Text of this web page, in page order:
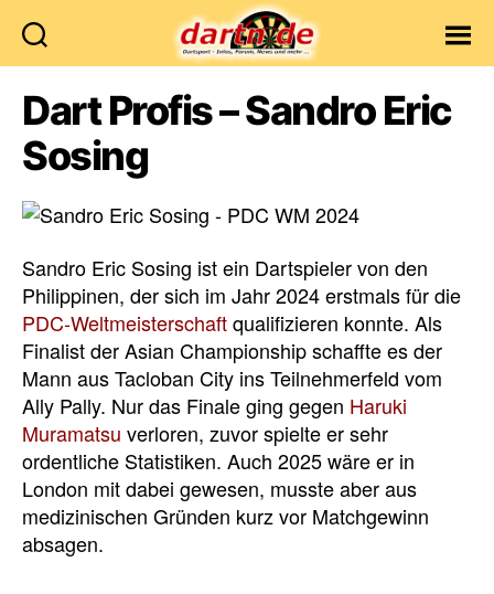
Dart Profis – Sandro Eric
Sosing
Sandro Eric Sosing ist ein Dartspieler von den
Philippinen, der sich im Jahr 2024 erstmals für die
PDC-Weltmeisterschaftqualifizieren konnte. Als
Finalist der Asian Championship schaffte es der
Mann aus Tacloban City ins Teilnehmerfeld vom
Ally Pally. Nur das Finale ging gegen Haruki
Muramatsu verloren, zuvor spielte er sehr
ordentliche Statistiken. Auch 2025 wäre er in
London mit dabei gewesen, musste aber aus
medizinischen Gründen kurz vor Matchgewinn
absagen.